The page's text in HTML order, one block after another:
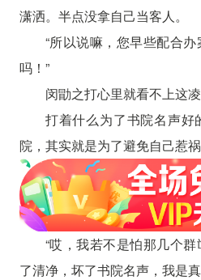
潇洒。半点没拿自己当客人。
“所以说嘛，您早些配合
吗！”
闵勖之打心里就看不上这
打着什么为了书院名声好
院，其实就是为了避免自己惹
“哎，我若不是怕那几个
了清净，坏了书院名声，我是